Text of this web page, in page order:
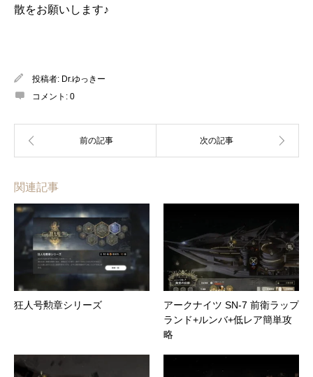
散をお願いします♪
投稿者: Dr.ゆっきー
コメント: 0
関連記事
狂人号勲章シリーズ
アークナイツ SN-7 前衛ラップ
ランド+ルンバ+低レア簡単攻
略